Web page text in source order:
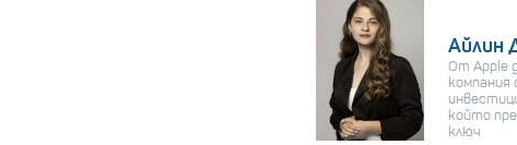
Айлин
От Apple
компания
който
ключ